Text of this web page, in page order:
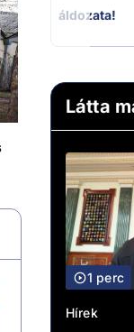
áldozata!
Látta
1 perc
Hírek